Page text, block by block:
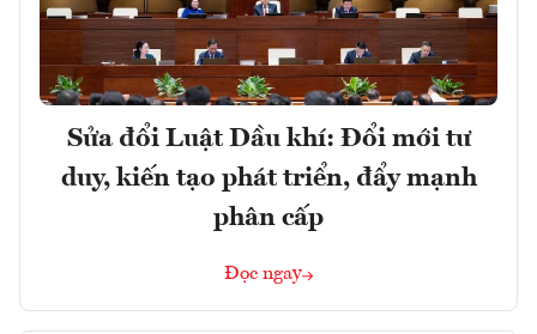
Sửa đổi Luật Dầu khí: Đổi mới tư
duy, kiến tạo phát triển, đẩy mạnh
phân cấp
Đọc ngay